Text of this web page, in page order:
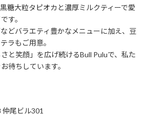
糖大粒タピオカと濃厚ミルクティーで愛
す。
どバラエティ豊かなメニューに加え、豆
ラもご用意。
と笑顔」を広げ続けるBull Puluで、私た
待ちしています。
尾ビル301